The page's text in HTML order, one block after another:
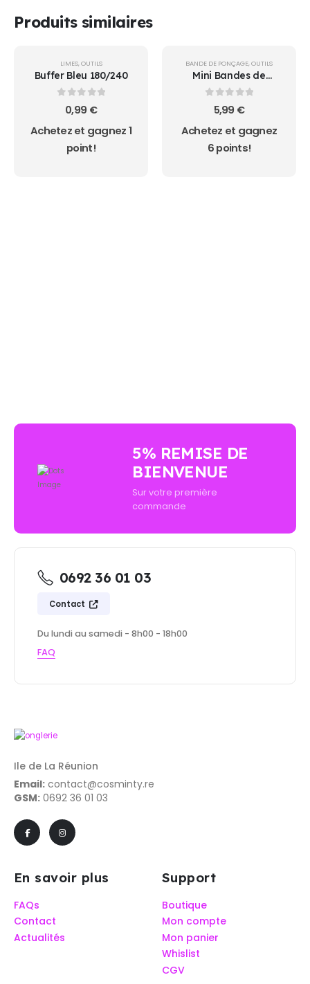
Produits similaires
LIMES, OUTILS
Buffer Bleu 180/240
sur 5
0,99 €
Achetez et gagnez 1
point!
BANDE DE PONÇAGE, OUTILS
Mini Bandes de
sur 5
5,99 €
Achetez et gagnez
6 points!
5% REMISE DE
BIENVENUE
Sur votre première
commande
0692 36 01 03
Contact
Du lundi au samedi - 8h00 - 18h00
FAQ
Ile de La Réunion
Email: contact@cosminty.re
GSM: 0692 36 01 03
En savoir plus
FAQs
Contact
Actualités
Support
Boutique
Mon compte
Mon panier
Whislist
CGV